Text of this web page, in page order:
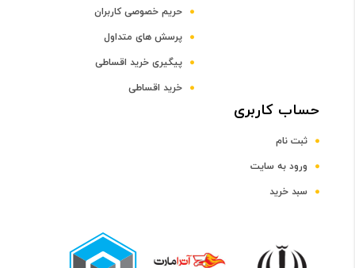
رده صفحه نمایش
اندازه صفحه نمایش
حریم خصوصی کاربران
پرسش های متداول
پیگیری خرید اقساطی
خرید اقساطی
حساب کاربری
ثبت نام
ورود به سایت
سبد خرید